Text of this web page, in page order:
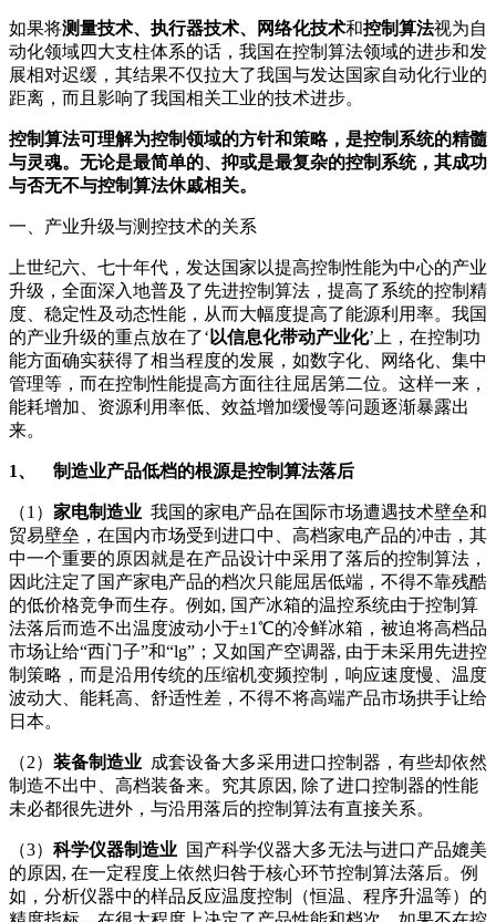
如果将测量技术、执行器技术、 网络化技术和控制算法视为自
动化领域四大支柱体系的话，我国在控制算法领域的进步和发
展相对迟缓，其结果不仅拉大了我国与发达国家自动化行业的
距离，而且影响了我国相关工业的技术进步。
控制算法可理解为控制领域的方针和策略，是控制系统的精髓
与灵魂。无论是最简单的、抑或是最复杂的控制系统，其成功
与否无不与控制算法休戚相关。
一、产业升级与测控技术的关系
上世纪六、七十年代，发达国家以提高控制性能为中心的产业
升级，全面深入地普及了先进控制算法，提高了系统的控制精
度、稳定性及动态性能，从而大幅度提高了能源利用率。我国
的产业升级的重点放在了‘ 以信息化带动产业化’上，在控制功
能方面确实获得了相当程度的发展，如数字化、网络化、集中
管理等，而在控制性能提高方面往往屈居第二位。这样一来，
能耗增加、资源利用率低、效益增加缓慢等问题逐渐暴露出
来。
1、 制造业产品低档的根源是控制算法落后
（1） 家电制造业 我国的家电产品在国际市场遭遇技术壁垒和
贸易壁垒，在国内市场受到进口中、高档家电产品的冲击，其
中一个重要的原因就是在产品设计中采用了落后的控制算法，
因此注定了国产家电产品的档次只能屈居低端，不得不靠残酷
的低价格竞争而生存。例如, 国产冰箱的温控系统由于控制算
法落后而造不出温度波动小于±1℃的冷鲜冰箱，被迫将高档品
市场让给“西门子”和“lg”；又如国产空调器, 由于未采用先进控
制策略，而是沿用传统的压缩机变频控制，响应速度慢、温度
波动大、能耗高、舒适性差，不得不将高端产品市场拱手让给
日本。
（2） 装备制造业 成套设备大多采用进口控制器，有些却依然
制造不出中、高档装备来。究其原因, 除了进口控制器的性能
未必都很先进外，与沿用落后的控制算法有直接关系。
（3） 科学仪器制造业 国产科学仪器大多无法与进口产品媲美
的原因, 在一定程度上依然归咎于核心环节控制算法落后。例
如，分析仪器中的样品反应温度控制（恒温、程序升温等）的